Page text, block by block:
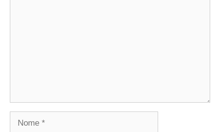
Nome